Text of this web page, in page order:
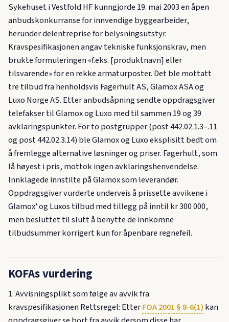
Sykehuset i Vestfold HF kunngjorde 19. mai 2003 en åpen
anbudskonkurranse for innvendige byggearbeider,
herunder delentreprise for belysningsutstyr.
Kravspesifikasjonen angav tekniske funksjonskrav, men
brukte formuleringen «f.eks. [produktnavn] eller
tilsvarende» for en rekke armaturposter. Det ble mottatt
tre tilbud fra henholdsvis Fagerhult AS, Glamox ASA og
Luxo Norge AS. Etter anbudsåpning sendte oppdragsgiver
telefakser til Glamox og Luxo med til sammen 19 og 39
avklaringspunkter. For to postgrupper (post 442.02.1.3–.11
og post 442.02.3.14) ble Glamox og Luxo eksplisitt bedt om
å fremlegge alternative løsninger og priser. Fagerhult, som
lå høyest i pris, mottok ingen avklaringshenvendelse.
Innklagede innstilte på Glamox som leverandør.
Oppdragsgiver vurderte underveis å prissette avvikene i
Glamox' og Luxos tilbud med tillegg på inntil kr 300 000,
men besluttet til slutt å benytte de innkomne
tilbudsummer korrigert kun for åpenbare regnefeil.
KOFAs vurdering
1. Avvisningsplikt som følge av avvik fra
kravspesifikasjonen Rettsregel: EtterFOA 2001 § 8-6(1) kan